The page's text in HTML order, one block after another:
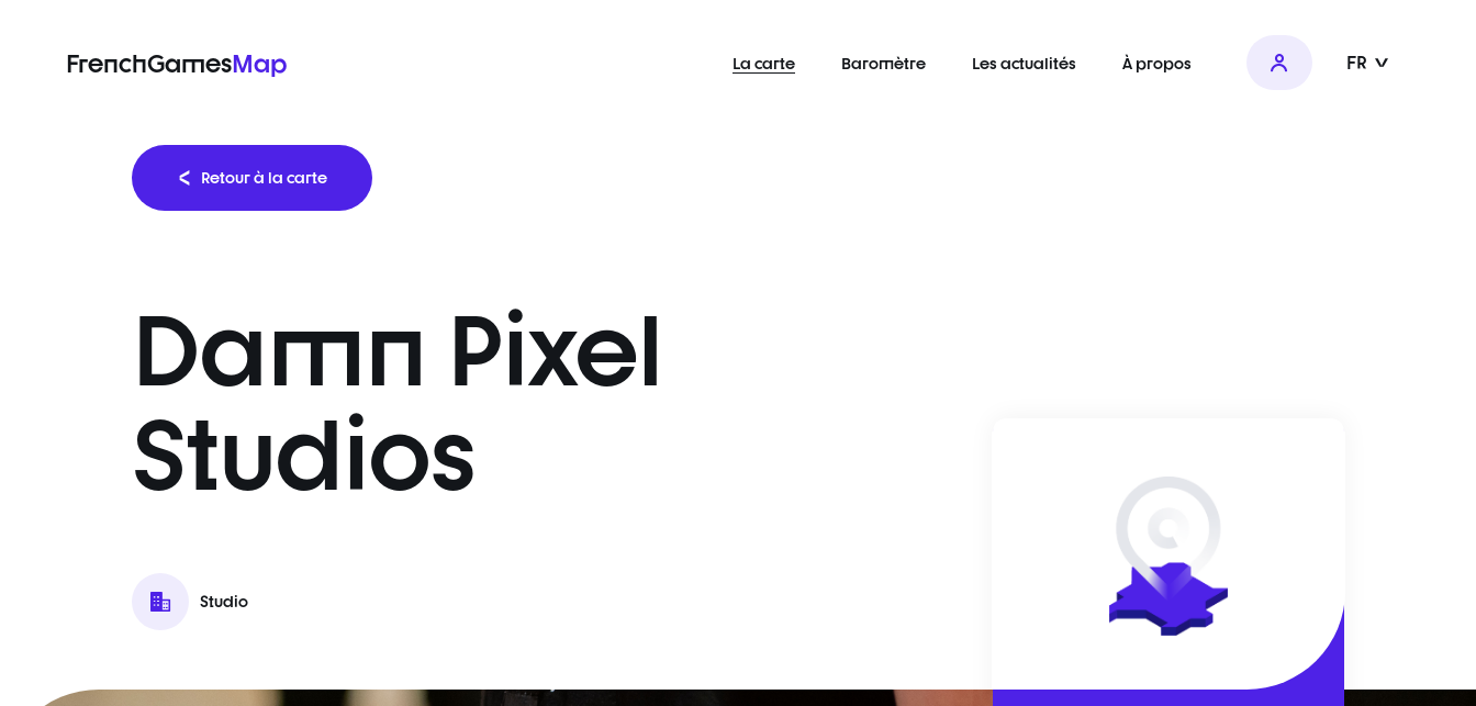
FrenchGamesMap La carte Baromètre Les actualités À propos FR
Retour à la carte
Damn Pixel
Studios
Studio